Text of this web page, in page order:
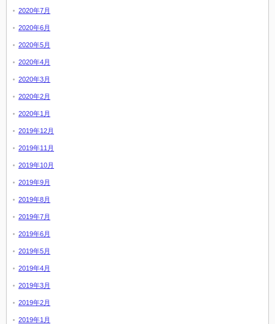
2020年7月
2020年6月
2020年5月
2020年4月
2020年3月
2020年2月
2020年1月
2019年12月
2019年11月
2019年10月
2019年9月
2019年8月
2019年7月
2019年6月
2019年5月
2019年4月
2019年3月
2019年2月
2019年1月